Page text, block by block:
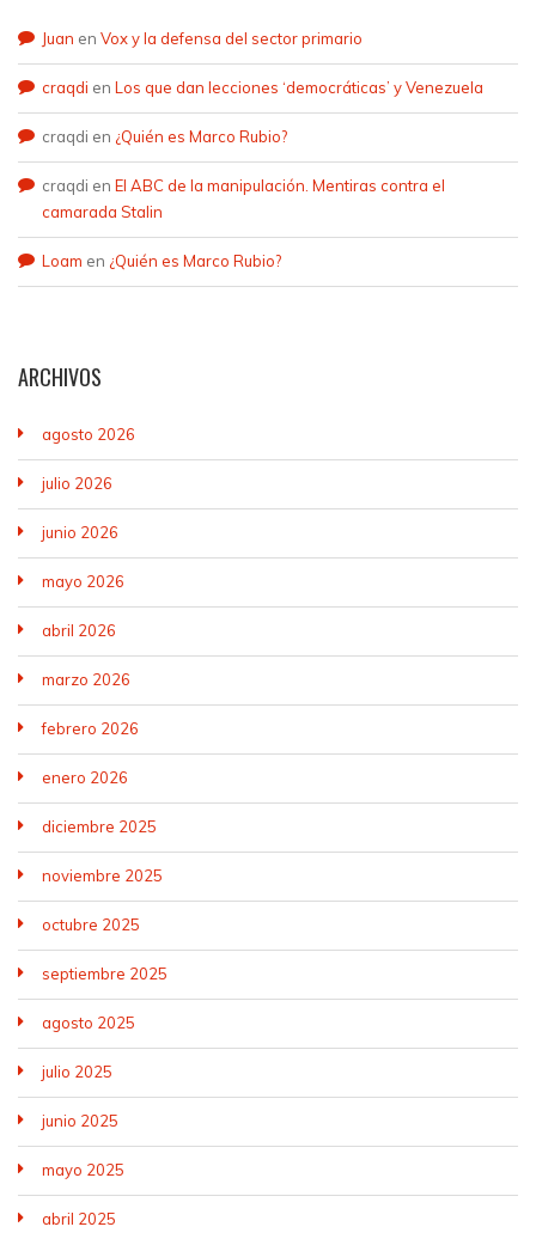
Juan en Vox y la defensa del sector primario
craqdi en Los que dan lecciones ‘democráticas’ y Venezuela
craqdi en ¿Quién es Marco Rubio?
craqdi en El ABC de la manipulación. Mentiras contra el
camarada Stalin
Loam en ¿Quién es Marco Rubio?
ARCHIVOS
agosto 2026
julio 2026
junio 2026
mayo 2026
abril 2026
marzo 2026
febrero 2026
enero 2026
diciembre 2025
noviembre 2025
octubre 2025
septiembre 2025
agosto 2025
julio 2025
junio 2025
mayo 2025
abril 2025